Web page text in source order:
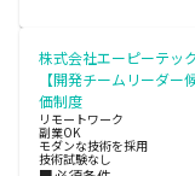
株式会社エーピーテッ
【開発チームリーダ
価制度
リモートワーク
副業OK
モダンな技術を採用
技術試験なし